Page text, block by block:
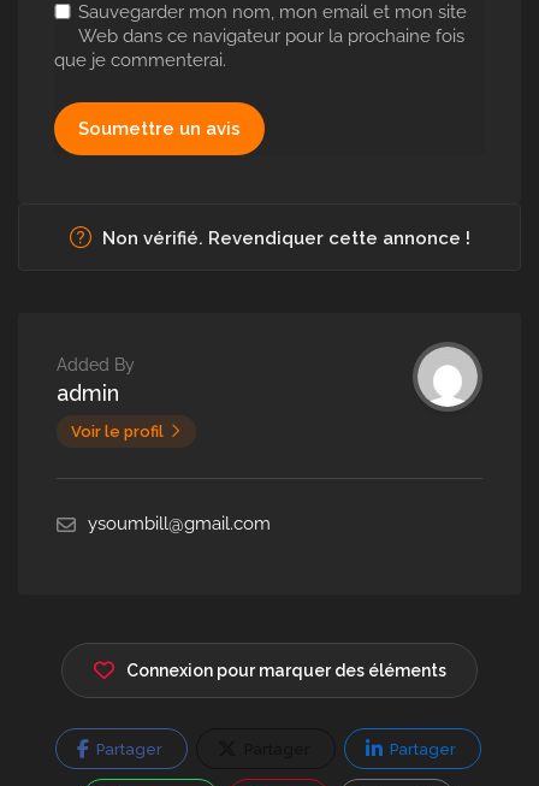
Sauvegarder mon nom, mon email et mon site
Web dans ce navigateur pour la prochaine fois
que je commenterai.
Non vérifié. Revendiquer cette annonce !
Added By
admin
Voir le profil
ysoumbill@gmail.com
Connexion pour marquer des éléments
Partager Partager